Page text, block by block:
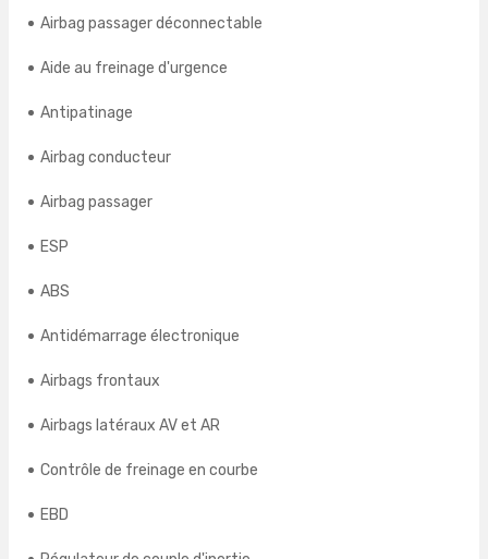
Airbag passager déconnectable
Aide au freinage d'urgence
Antipatinage
Airbag conducteur
Airbag passager
ESP
ABS
Antidémarrage électronique
Airbags frontaux
Airbags latéraux AV et AR
Contrôle de freinage en courbe
EBD